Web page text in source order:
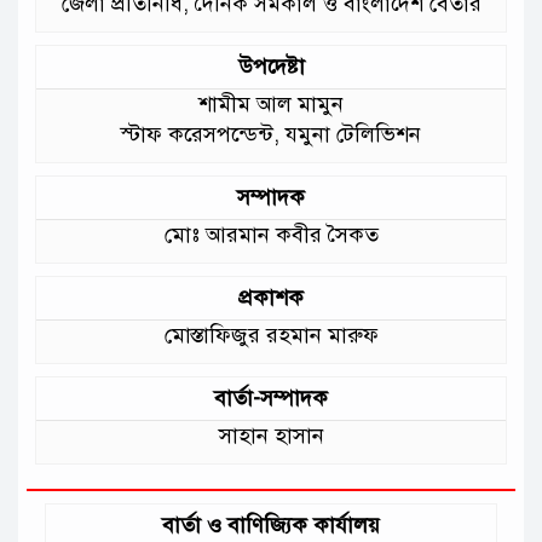
:মুক্তিযুদ্ধ বিষয়কমন্ত্রী
উপদেষ্টা
শামীম আল মামুন
স্টাফ করেসপন্ডেন্ট, যমুনা টেলিভিশন
সম্পাদক
মোঃ আরমান কবীর সৈকত
প্রকাশক
মোস্তাফিজুর রহমান মারুফ
বার্তা-সম্পাদক
সাহান হাসান
বার্তা ও বাণিজ্যিক কার্যালয়